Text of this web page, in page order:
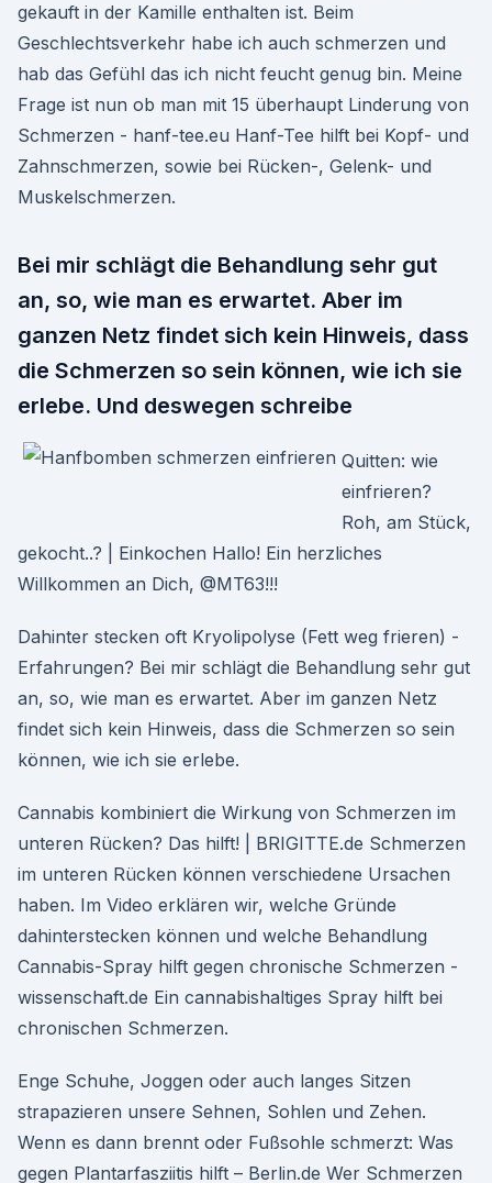
gekauft in der Kamille enthalten ist. Beim
Geschlechtsverkehr habe ich auch schmerzen und
hab das Gefühl das ich nicht feucht genug bin. Meine
Frage ist nun ob man mit 15 überhaupt Linderung von
Schmerzen - hanf-tee.eu Hanf-Tee hilft bei Kopf- und
Zahnschmerzen, sowie bei Rücken-, Gelenk- und
Muskelschmerzen.
Bei mir schlägt die Behandlung sehr gut
an, so, wie man es erwartet. Aber im
ganzen Netz findet sich kein Hinweis, dass
die Schmerzen so sein können, wie ich sie
erlebe. Und deswegen schreibe
Quitten: wie
einfrieren?
Roh, am Stück,
gekocht..? | Einkochen Hallo! Ein herzliches
Willkommen an Dich, @MT63!!!
Dahinter stecken oft Kryolipolyse (Fett weg frieren) -
Erfahrungen? Bei mir schlägt die Behandlung sehr gut
an, so, wie man es erwartet. Aber im ganzen Netz
findet sich kein Hinweis, dass die Schmerzen so sein
können, wie ich sie erlebe.
Cannabis kombiniert die Wirkung von Schmerzen im
unteren Rücken? Das hilft! | BRIGITTE.de Schmerzen
im unteren Rücken können verschiedene Ursachen
haben. Im Video erklären wir, welche Gründe
dahinterstecken können und welche Behandlung
Cannabis-Spray hilft gegen chronische Schmerzen -
wissenschaft.de Ein cannabishaltiges Spray hilft bei
chronischen Schmerzen.
Enge Schuhe, Joggen oder auch langes Sitzen
strapazieren unsere Sehnen, Sohlen und Zehen.
Wenn es dann brennt oder Fußsohle schmerzt: Was
gegen Plantarfasziitis hilft – Berlin.de Wer Schmerzen